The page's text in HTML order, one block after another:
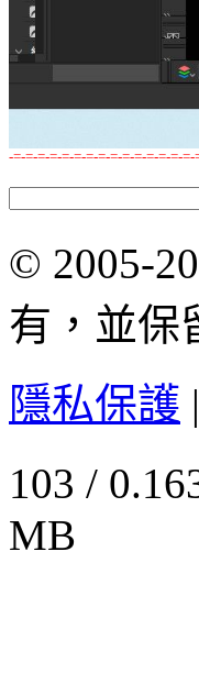
-=-=-=-=-=-=-=-=-=-=-=-=-=-=-
© 2005-
有，並保
隱私保護 |
103 /
MB